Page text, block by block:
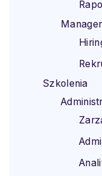
Szkolenia